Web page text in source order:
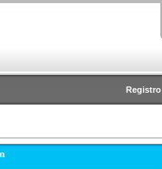
Registro